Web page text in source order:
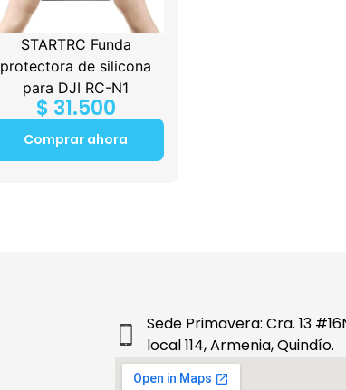
STARTRC Funda
protectora de silicona
para DJI RC-N1
$ 31.500
Comprar ahora
Sede Primavera: Cra. 13
local 114, Armenia, Quindío.